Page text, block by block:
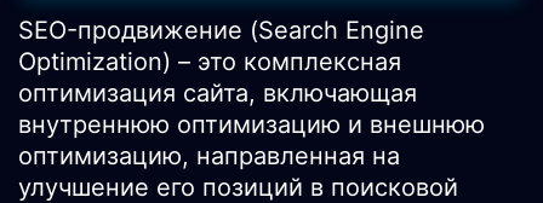
SEO-продвижение (Search Engine
Optimization) – это комплексная
оптимизация сайта, включающая
внутреннюю оптимизацию и внешнюю
оптимизацию, направленная на
улучшение его позиций в поисковой